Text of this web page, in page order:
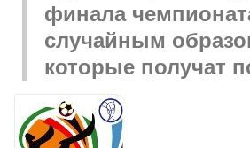
финала
случайным
которые получат